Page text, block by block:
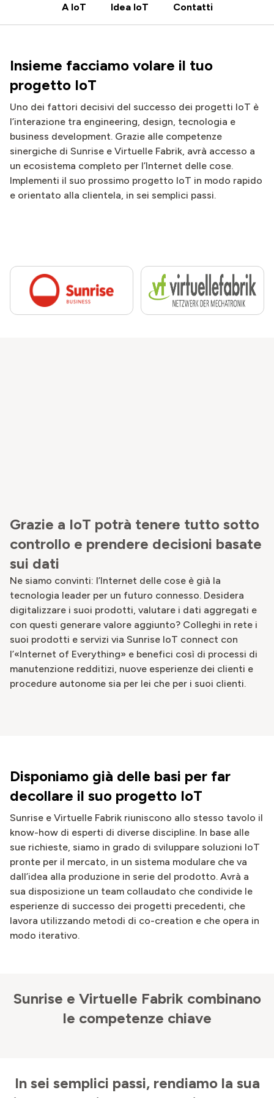
A IoT Idea IoT Contatti
Insieme facciamo volare il tuo
progetto IoT
Uno dei fattori decisivi del successo dei progetti IoT è
l’interazione tra engineering, design, tecnologia e
business development. Grazie alle competenze
sinergiche di Sunrise e Virtuelle Fabrik, avrà accesso a
un ecosistema completo per l’Internet delle cose.
Implementi il suo prossimo progetto IoT in modo rapido
e orientato alla clientela, in sei semplici passi.
Grazie a IoT potrà tenere tutto sotto
controllo e prendere decisioni basate
sui dati
Ne siamo convinti: l’Internet delle cose è già la
tecnologia leader per un futuro connesso. Desidera
digitalizzare i suoi prodotti, valutare i dati aggregati e
con questi generare valore aggiunto? Colleghi in rete i
suoi prodotti e servizi via Sunrise IoT connect con
l’«Internet of Everything» e benefici così di processi di
manutenzione redditizi, nuove esperienze dei clienti e
procedure autonome sia per lei che per i suoi clienti.
Disponiamo già delle basi per far
decollare il suo progetto IoT
Sunrise e Virtuelle Fabrik riuniscono allo stesso tavolo il
know-how di esperti di diverse discipline. In base alle
sue richieste, siamo in grado di sviluppare soluzioni IoT
pronte per il mercato, in un sistema modulare che va
dall’idea alla produzione in serie del prodotto. Avrà a
sua disposizione un team collaudato che condivide le
esperienze di successo dei progetti precedenti, che
lavora utilizzando metodi di co-creation e che opera in
modo iterativo.
Sunrise e Virtuelle Fabrik combinano
le competenze chiave
In sei semplici passi, rendiamo la sua